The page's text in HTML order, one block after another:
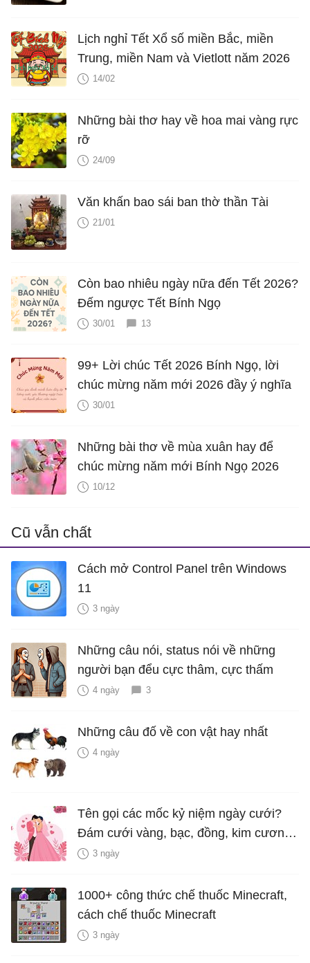
Lịch nghỉ Tết Xổ số miền Bắc, miền
Trung, miền Nam và Vietlott năm 2026
14/02
Những bài thơ hay về hoa mai vàng rực
rỡ
24/09
Văn khấn bao sái ban thờ thần Tài
21/01
Còn bao nhiêu ngày nữa đến Tết 2026?
Đếm ngược Tết Bính Ngọ
30/01 13
99+ Lời chúc Tết 2026 Bính Ngọ, lời
chúc mừng năm mới 2026 đầy ý nghĩa
30/01
Những bài thơ về mùa xuân hay để
chúc mừng năm mới Bính Ngọ 2026
10/12
Cũ vẫn chất
Cách mở Control Panel trên Windows
11
3 ngày
Những câu nói, status nói về những
người bạn đểu cực thâm, cực thấm
4 ngày 3
Những câu đố về con vật hay nhất
4 ngày
Tên gọi các mốc kỷ niệm ngày cưới?
Đám cưới vàng, bạc, đồng, kim cương
là bao nhiêu năm?
3 ngày
1000+ công thức chế thuốc Minecraft,
cách chế thuốc Minecraft
3 ngày